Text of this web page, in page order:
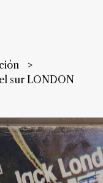
sur LONDON